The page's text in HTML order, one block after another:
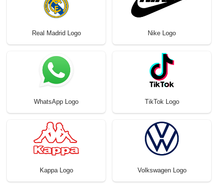
Real Madrid Logo Nike Logo
WhatsApp Logo TikTok Logo
Kappa Logo Volkswagen Logo